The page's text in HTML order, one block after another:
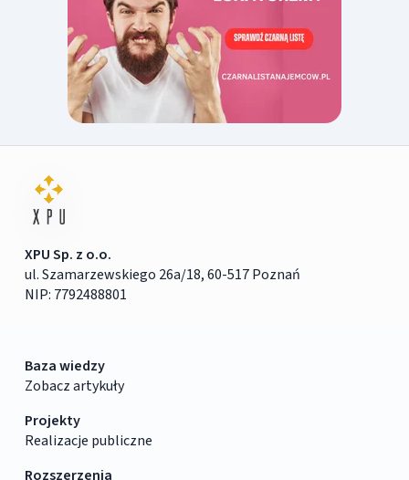
XPU Sp. z o.o.
ul. Szamarzewskiego 26a/18, 60-517 Poznań
NIP: 7792488801
Baza wiedzy
Zobacz artykuły
Projekty
Realizacje publiczne
Rozszerzenia